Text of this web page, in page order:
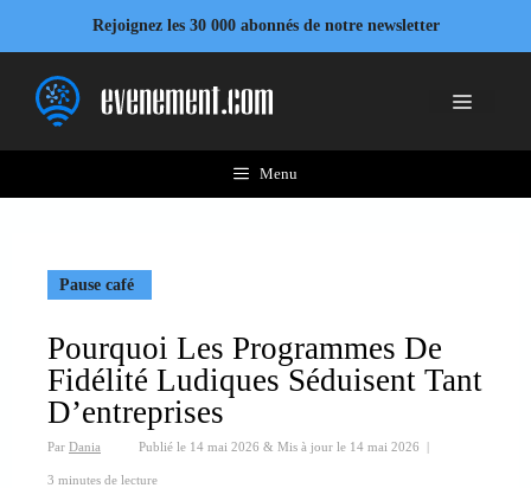
contenu
Rejoignez les 30 000 abonnés de notre newsletter
Menu
Menu
Pause café
Pourquoi Les Programmes De
Fidélité Ludiques Séduisent Tant
D’entreprises
Par Dania Publié le 14 mai 2026 & Mis à jour le 14 mai 2026 |
3 minutes de lecture